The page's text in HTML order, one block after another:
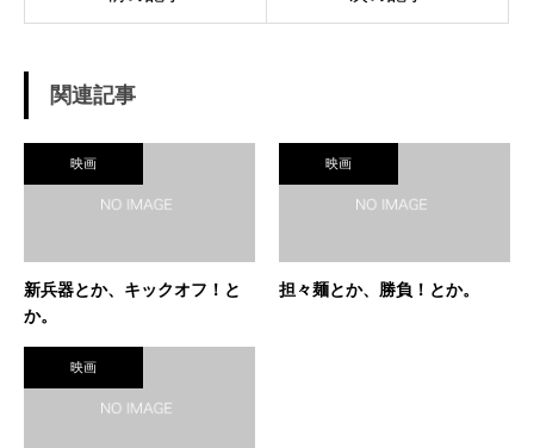
関連記事
映画
新兵器とか、キックオフ！と
か。
映画
担々麺とか、勝負！とか。
映画